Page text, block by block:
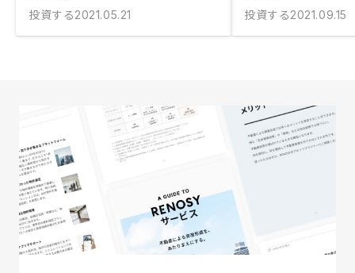
投資する2021.05.21
投資する2021.09.15